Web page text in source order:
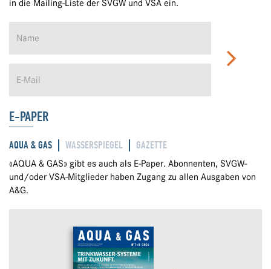
in die Mailing-Liste der SVGW und VSA ein.
E-PAPER
AQUA & GAS WASSERSPIEGEL GAZETTE
«AQUA & GAS» gibt es auch als E-Paper. Abonnenten, SVGW-
und/oder VSA-Mitglieder haben Zugang zu allen Ausgaben von
A&G.